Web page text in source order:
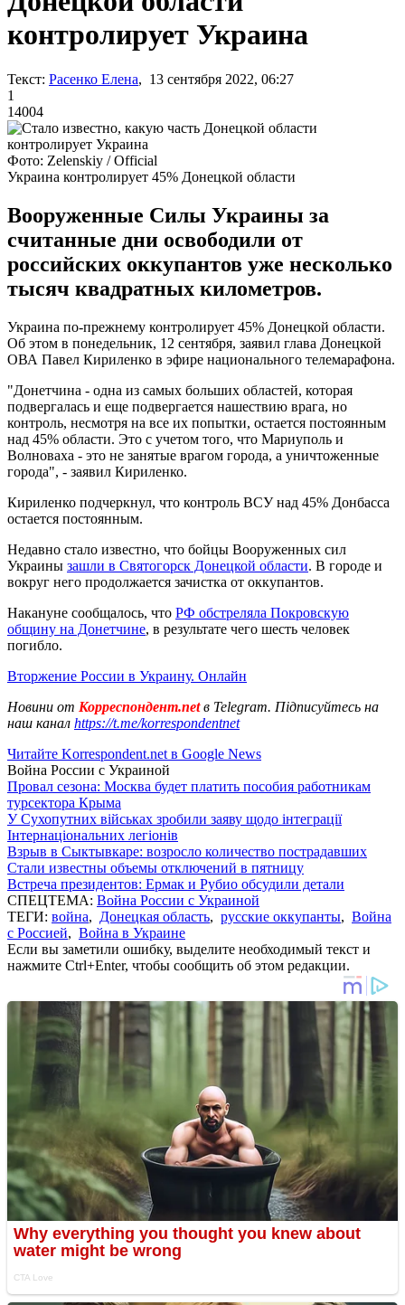
контролирует Украина
Текст: Расенко Елена, 13 сентября 2022, 06:27
1
14004
Фото: Zelenskiy / Official
Украина контролирует 45% Донецкой области
Вооруженные Силы Украины за
считанные дни освободили от
российских оккупантов уже несколько
тысяч квадратных километров.
Украина по-прежнему контролирует 45% Донецкой области.
Об этом в понедельник, 12 сентября, заявил глава Донецкой
ОВА Павел Кириленко в эфире национального телемарафона.
"Донетчина - одна из самых больших областей, которая
подвергалась и еще подвергается нашествию врага, но
контроль, несмотря на все их попытки, остается постоянным
над 45% области. Это с учетом того, что Мариуполь и
Волноваха - это не занятые врагом города, а уничтоженные
города", - заявил Кириленко.
Кириленко подчеркнул, что контроль ВСУ над 45% Донбасса
остается постоянным.
Недавно стало известно, что бойцы Вооруженных сил
Украины зашли в Святогорск Донецкой области. В городе и
вокруг него продолжается зачистка от оккупантов.
Накануне сообщалось, что РФ обстреляла Покровскую
общину на Донетчине, в результате чего шесть человек
погибло.
Вторжение России в Украину. Онлайн
Новини от Корреспондент.netв Telegram. Підписуйтесь на
наш канал https://t.me/korrespondentnet
Читайте Korrespondent.net в Google News
Война России с Украиной
Провал сезона: Москва будет платить пособия работникам
турсектора Крыма
У Сухопутних військах зробили заяву щодо інтеграції
Інтернаціональних легіонів
Взрыв в Сыктывкаре: возросло количество пострадавших
Стали известны объемы отключений в пятницу
Встреча президентов: Ермак и Рубио обсудили детали
СПЕЦТЕМА: Война России с Украиной
ТЕГИ: война, Донецкая область, русские оккупанты, Война
с Россией, Война в Украине
Если вы заметили ошибку, выделите необходимый текст и
нажмите Ctrl+Enter, чтобы сообщить об этом редакции.